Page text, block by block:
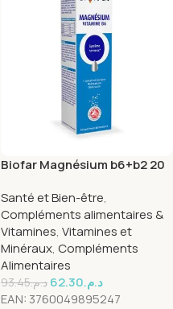
Biofar Magnésium b6+b2 20
Santé et Bien-être,
Compléments alimentaires &
Vitamines, Vitamines et
Minéraux, Compléments
Alimentaires
د.م.93.45 د.م.62.30
EAN: 3760049895247